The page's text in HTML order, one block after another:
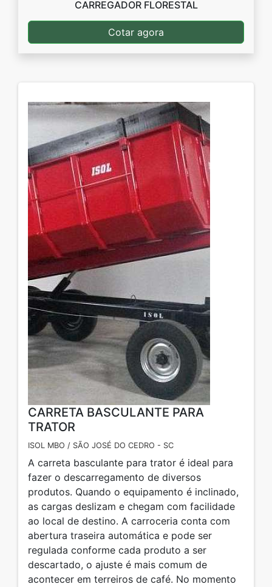
CARREGADOR FLORESTAL
Cotar agora
CARRETA BASCULANTE PARA
TRATOR
ISOL MBO / SÃO JOSÉ DO CEDRO - SC
A carreta basculante para trator é ideal para
fazer o descarregamento de diversos
produtos. Quando o equipamento é inclinado,
as cargas deslizam e chegam com facilidade
ao local de destino. A carroceria conta com
abertura traseira automática e pode ser
regulada conforme cada produto a ser
descartado, o ajuste é mais comum de
acontecer em terreiros de café. No momento